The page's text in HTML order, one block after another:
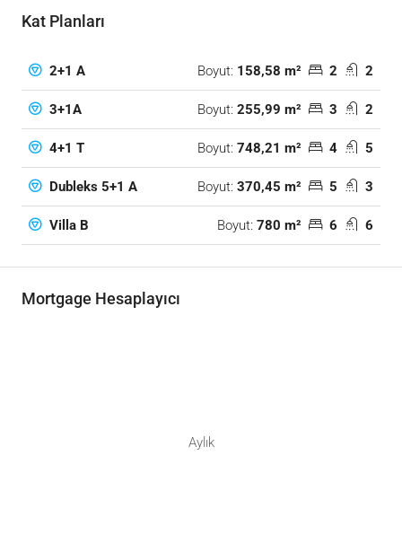
Kat Planları
2+1 A Boyut: 158,58 m² 2 2
3+1A Boyut: 255,99 m² 3 2
4+1 T Boyut: 748,21 m² 4 5
Dubleks 5+1 A Boyut: 370,45 m² 5 3
Villa B Boyut: 780 m² 6 6
Mortgage Hesaplayıcı
Aylık